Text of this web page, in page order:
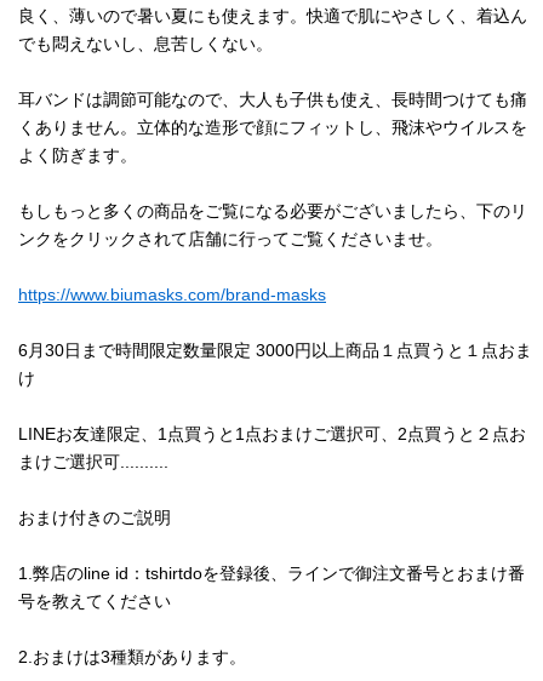
良く、薄いので暑い夏にも使えます。快適で肌にやさしく、着込ん
でも悶えないし、息苦しくない。
耳バンドは調節可能なので、大人も子供も使え、長時間つけても痛
くありません。立体的な造形で顔にフィットし、飛沫やウイルスを
よく防ぎます。
もしもっと多くの商品をご覧になる必要がございましたら、下のリ
ンクをクリックされて店舗に行ってご覧くださいませ。
https://www.biumasks.com/brand-masks
6月30日まで時間限定数量限定 3000円以上商品１点買うと１点おま
け
LINEお友達限定、1点買うと1点おまけご選択可、2点買うと２点お
まけご選択可..........
おまけ付きのご説明
1.弊店のline id：tshirtdoを登録後、ラインで御注文番号とおまけ番
号を教えてください
2.おまけは3種類があります。